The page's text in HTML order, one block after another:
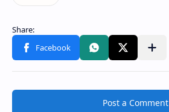
Post a Comment